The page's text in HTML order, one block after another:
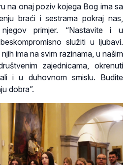
na onaj poziv kojega Bog ima sa
braći i sestrama pokraj nas,
primjer. “Nastavite i u
služiti u ljubavi.
ima na svim razinama, u našim
zajednicama, okrenuti
i u duhovnom smislu. Budite
dobra”.